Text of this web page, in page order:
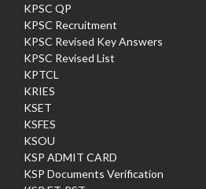
KPSC QP
KPSC Recruitment
KPSC Revised Key Answers
KPSC Revised List
KPTCL
KRIES
KSET
KSFES
KSOU
KSP ADMIT CARD
KSP Documents Verification